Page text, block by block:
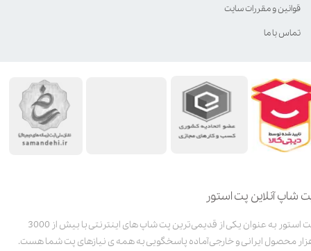
شاپ آنلاین پت استور
پت استور به عنوان یکی از قدیمی‌ترین پت شاپ های اینترنتی با بیش از 3000
محصول ایرانی و خارجی آماده پاسخگویی به همه ی نیازهای پت شما هست.
قوانین و مقررات سایت
تماس با ما